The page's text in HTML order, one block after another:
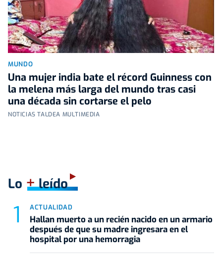
MUNDO
Una mujer india bate el récord Guinness con
la melena más larga del mundo tras casi
una década sin cortarse el pelo
NOTICIAS TALDEA MULTIMEDIA
Lo +leído
ACTUALIDAD
Hallan muerto a un recién nacido en un armario
después de que su madre ingresara en el
hospital por una hemorragia